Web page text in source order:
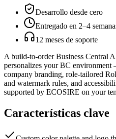
Desarrollo desde cero
Entregado en 2–4
12 meses de soporte
A build-to-order Business Central
personalizes your BC
company branding, role-tailored
and watermark rules, and
supported by ECOSIRE on your
Características clave